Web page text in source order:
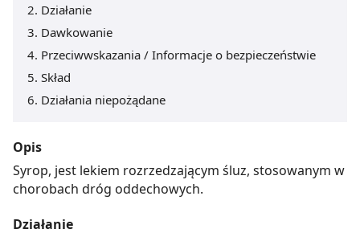
Działanie
Dawkowanie
Przeciwwskazania / Informacje o bezpieczeństwie
Skład
Działania niepożądane
Opis
Syrop, jest lekiem rozrzedzającym śluz, stosowanym w
chorobach dróg oddechowych.
Działanie